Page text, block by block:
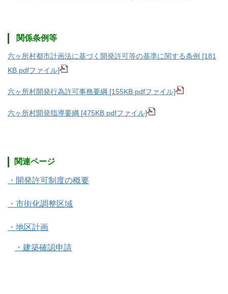
関係条例等
六ヶ所村都市計画法に基づく開発許可等の基準に関する条例 [181
KB pdfファイル]
六ヶ所村開発行為許可事務要綱 [155KB pdfファイル]
六ヶ所村開発指導要綱 [475KB pdfファイル]
関連ページ
・開発許可制度の概要
・市街化調整区域
・地区計画
・建築確認申請